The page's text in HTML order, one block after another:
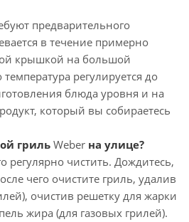
предварительного
в течение примерно
крышкой на большой
регулируется до
блюда уровня и на
который вы собираетесь
гриль Weber на улице?
регулярно чистить. Дождитесь,
чего очистите гриль, удалив
очистив решетку для жарки
жира (для газовых грилей).